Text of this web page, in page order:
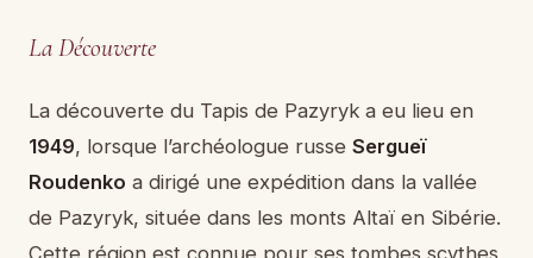
La Découverte
La découverte du Tapis de Pazyryk a eu lieu en
1949, lorsque l’archéologue russe Sergueï
Roudenko a dirigé une expédition dans la vallée
de Pazyryk, située dans les monts Altaï en Sibérie.